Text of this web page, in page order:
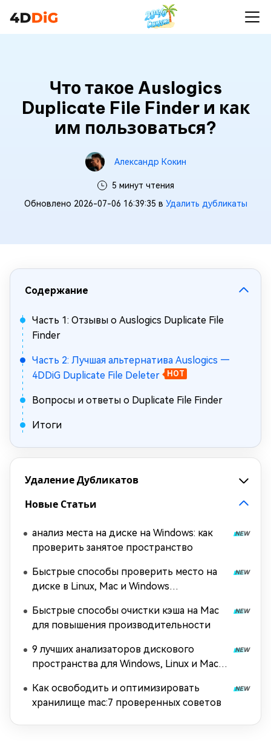
Что такое Auslogics
Duplicate File Finder и как
им пользоваться?
Александр Кокин
5 минут чтения
Обновлено 2026-07-06 16:39:35 в Удалить дубликаты
Содержание
Часть 1: Отзывы о Auslogics Duplicate File
Finder
Часть 2: Лучшая альтернатива Auslogics —
4DDiG Duplicate File Deleter
HOT
Вопросы и ответы о Duplicate File Finder
Итоги
Удаление Дубликатов
Новые Статьи
анализ места на диске на Windows: как
проверить занятое пространство
Быстрые способы проверить место на
диске в Linux, Mac и Windows
Быстрые способы очистки кэша на Mac
для повышения производительности
9 лучших анализаторов дискового
пространства для Windows, Linux и Mac
Как освободить и оптимизировать
хранилище mac:7 проверенных советов